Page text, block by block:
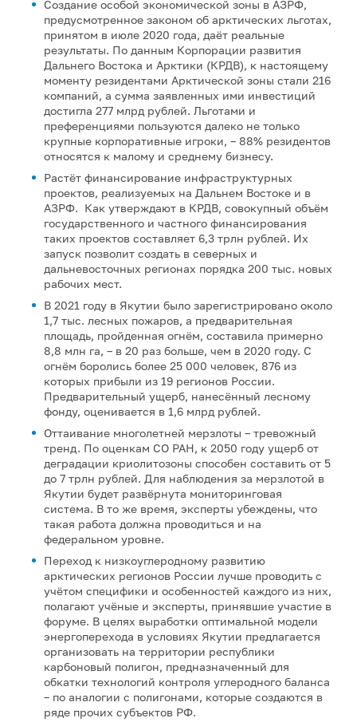
Создание особой экономической зоны в АЗРФ,
предусмотренное законом об арктических льготах,
принятом в июле 2020 года, даёт реальные
результаты. По данным Корпорации развития
Дальнего Востока и Арктики (КРДВ), к настоящему
моменту резидентами Арктической зоны стали 216
компаний, а сумма заявленных ими инвестиций
достигла 277 млрд рублей. Льготами и
преференциями пользуются далеко не только
крупные корпоративные игроки, – 88% резидентов
относятся к малому и среднему бизнесу.
Растёт финансирование инфраструктурных
проектов, реализуемых на Дальнем Востоке и в
АЗРФ. Как утверждают в КРДВ, совокупный объём
государственного и частного финансирования
таких проектов составляет 6,3 трлн рублей. Их
запуск позволит создать в северных и
дальневосточных регионах порядка 200 тыс. новых
рабочих мест.
В 2021 году в Якутии было зарегистрировано около
1,7 тыс. лесных пожаров, а предварительная
площадь, пройденная огнём, составила примерно
8,8 млн га, – в 20 раз больше, чем в 2020 году. С
огнём боролись более 25 000 человек, 876 из
которых прибыли из 19 регионов России.
Предварительный ущерб, нанесённый лесному
фонду, оценивается в 1,6 млрд рублей.
Оттаивание многолетней мерзлоты – тревожный
тренд. По оценкам СО РАН, к 2050 году ущерб от
деградации криолитозоны способен составить от 5
до 7 трлн рублей. Для наблюдения за мерзлотой в
Якутии будет развёрнута мониторинговая
система. В то же время, эксперты убеждены, что
такая работа должна проводиться и на
федеральном уровне.
Переход к низкоуглеродному развитию
арктических регионов России лучше проводить с
учётом специфики и особенностей каждого из них,
полагают учёные и эксперты, принявшие участие в
форуме. В целях выработки оптимальной модели
энергоперехода в условиях Якутии предлагается
организовать на территории республики
карбоновый полигон, предназначенный для
обкатки технологий контроля углеродного баланса
– по аналогии с полигонами, которые создаются в
ряде прочих субъектов РФ.